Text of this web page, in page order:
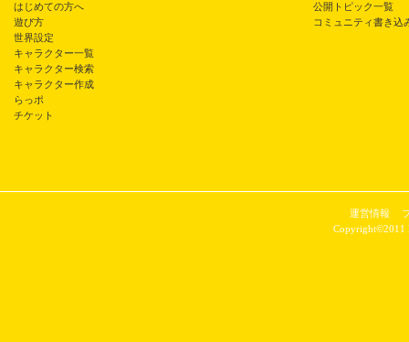
はじめての方へ
遊び方
世界設定
キャラクター一覧
キャラクター検索
キャラクター作成
らっポ
チケット
公開トピック一覧
コミュニティ書き込
運営情報
Copyright©2011